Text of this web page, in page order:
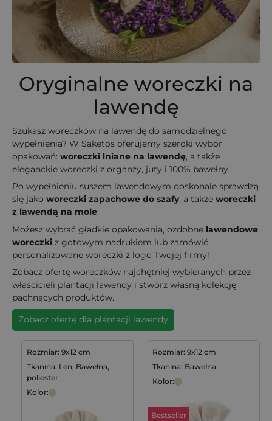
Oryginalne woreczki na
lawendę
Szukasz woreczków na lawendę do samodzielnego
wypełnienia? W Saketos oferujemy szeroki wybór
opakowań: woreczki lniane na lawendę, a także
eleganckie woreczki z organzy, juty i 100% bawełny.
Po wypełnieniu suszem lawendowym doskonale sprawdzą
się jako woreczki zapachowe do szafy, a także woreczki
z lawendą na mole.
Możesz wybrać gładkie opakowania, ozdobne lawendowe
woreczki z gotowym nadrukiem lub zamówić
personalizowane woreczki z logo Twojej firmy!
Zobacz ofertę woreczków najchętniej wybieranych przez
właścicieli plantacji lawendy i stwórz własną kolekcję
pachnących produktów.
Zobacz ofertę dla plantacji lawendy
Rozmiar: 9x12 cm
Tkanina: Len, Bawełna,
poliester
Kolor:
Rozmiar: 9x12 cm
Tkanina: Bawełna
Kolor:
Bestseller